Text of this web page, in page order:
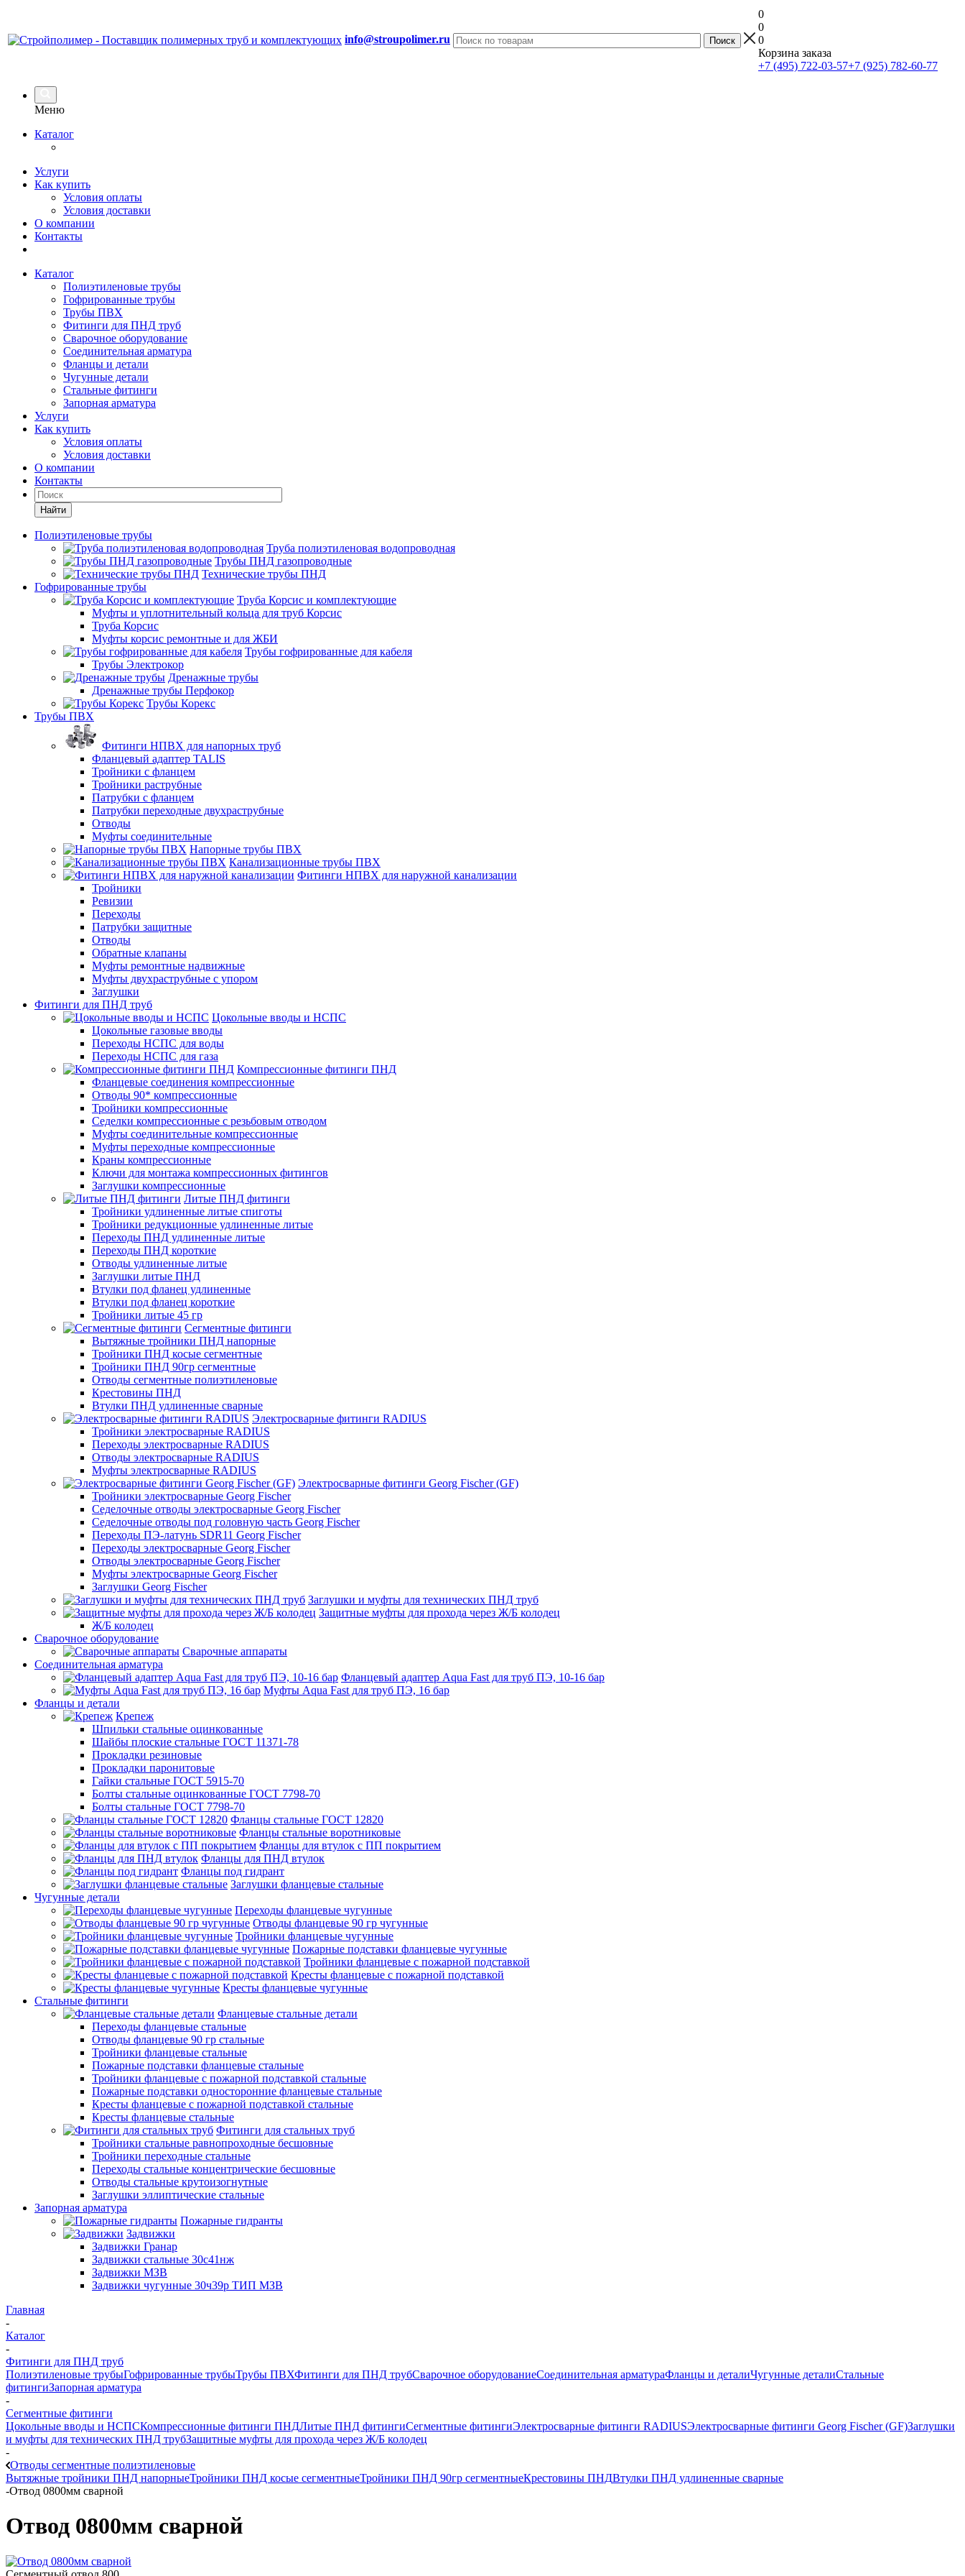
info@stroupolimer.ru
0
0
0
Корзина заказа
+7 (495) 722-03-57+7 (925) 782-60-77
Меню
Каталог
Услуги
Как купить
Условия оплаты
Условия доставки
О компании
Контакты
Каталог
Полиэтиленовые трубы
Гофрированные трубы
Трубы ПВХ
Фитинги для ПНД труб
Сварочное оборудование
Соединительная арматура
Фланцы и детали
Чугунные детали
Стальные фитинги
Запорная арматура
Услуги
Как купить
Условия оплаты
Условия доставки
О компании
Контакты
Найти
Полиэтиленовые трубы
Труба полиэтиленовая водопроводная
Трубы ПНД газопроводные
Технические трубы ПНД
Гофрированные трубы
Труба Корсис и комплектующие
Муфты и уплотнительный кольца для труб Корсис
Труба Корсис
Муфты корсис ремонтные и для ЖБИ
Трубы гофрированные для кабеля
Трубы Электрокор
Дренажные трубы
Дренажные трубы Перфокор
Трубы Корекс
Трубы ПВХ
Фитинги НПВХ для напорных труб
Фланцевый адаптер TALIS
Тройники с фланцем
Тройники раструбные
Патрубки с фланцем
Патрубки переходные двухраструбные
Отводы
Муфты соединительные
Напорные трубы ПВХ
Канализационные трубы ПВХ
Фитинги НПВХ для наружной канализации
Тройники
Ревизии
Переходы
Патрубки защитные
Отводы
Обратные клапаны
Муфты ремонтные надвижные
Муфты двухраструбные с упором
Заглушки
Фитинги для ПНД труб
Цокольные вводы и НСПС
Цокольные газовые вводы
Переходы НСПС для воды
Переходы НСПС для газа
Компрессионные фитинги ПНД
Фланцевые соединения компрессионные
Отводы 90* компрессионные
Тройники компрессионные
Седелки компрессионные с резьбовым отводом
Муфты соединительные компрессионные
Муфты переходные компрессионные
Краны компрессионные
Ключи для монтажа компрессионных фитингов
Заглушки компрессионные
Литые ПНД фитинги
Тройники удлиненные литые спиготы
Тройники редукционные удлиненные литые
Переходы ПНД удлиненные литые
Переходы ПНД короткие
Отводы удлиненные литые
Заглушки литые ПНД
Втулки под фланец удлиненные
Втулки под фланец короткие
Тройники литые 45 гр
Сегментные фитинги
Вытяжные тройники ПНД напорные
Тройники ПНД косые сегментные
Тройники ПНД 90гр сегментные
Отводы сегментные полиэтиленовые
Крестовины ПНД
Втулки ПНД удлиненные сварные
Электросварные фитинги RADIUS
Тройники электросварные RADIUS
Переходы электросварные RADIUS
Отводы электросварные RADIUS
Муфты электросварные RADIUS
Электросварные фитинги Georg Fischer (GF)
Тройники электросварные Georg Fischer
Седелочные отводы электросварные Georg Fischer
Седелочные отводы под головную часть Georg Fischer
Переходы ПЭ-латунь SDR11 Georg Fischer
Переходы электросварные Georg Fischer
Отводы электросварные Georg Fischer
Муфты электросварные Georg Fischer
Заглушки Georg Fischer
Заглушки и муфты для технических ПНД труб
Защитные муфты для прохода через Ж/Б колодец
Ж/Б колодец
Сварочное оборудование
Сварочные аппараты
Соединительная арматура
Фланцевый адаптер Aqua Fast для труб ПЭ, 10-16 бар
Муфты Aqua Fast для труб ПЭ, 16 бар
Фланцы и детали
Крепеж
Шпильки стальные оцинкованные
Шайбы плоские стальные ГОСТ 11371-78
Прокладки резиновые
Прокладки паронитовые
Гайки стальные ГОСТ 5915-70
Болты стальные оцинкованные ГОСТ 7798-70
Болты стальные ГОСТ 7798-70
Фланцы стальные ГОСТ 12820
Фланцы стальные воротниковые
Фланцы для втулок с ПП покрытием
Фланцы для ПНД втулок
Фланцы под гидрант
Заглушки фланцевые стальные
Чугунные детали
Переходы фланцевые чугунные
Отводы фланцевые 90 гр чугунные
Тройники фланцевые чугунные
Пожарные подставки фланцевые чугунные
Тройники фланцевые с пожарной подставкой
Кресты фланцевые с пожарной подставкой
Кресты фланцевые чугунные
Стальные фитинги
Фланцевые стальные детали
Переходы фланцевые стальные
Отводы фланцевые 90 гр стальные
Тройники фланцевые стальные
Пожарные подставки фланцевые стальные
Тройники фланцевые с пожарной подставкой стальные
Пожарные подставки односторонние фланцевые стальные
Кресты фланцевые с пожарной подставкой стальные
Кресты фланцевые стальные
Фитинги для стальных труб
Тройники стальные равнопроходные бесшовные
Тройники переходные стальные
Переходы стальные концентрические бесшовные
Отводы стальные крутоизогнутные
Заглушки эллиптические стальные
Запорная арматура
Пожарные гидранты
Задвижки
Задвижки Гранар
Задвижки стальные 30с41нж
Задвижки МЗВ
Задвижки чугунные 30ч39р ТИП МЗВ
Главная
-
Каталог
-
Фитинги для ПНД труб
Полиэтиленовые трубыГофрированные трубыТрубы ПВХФитинги для ПНД трубСварочное оборудованиеСоединительная арматураФланцы и деталиЧугунные деталиСтальные
фитингиЗапорная арматура
-
Сегментные фитинги
Цокольные вводы и НСПСКомпрессионные фитинги ПНДЛитые ПНД фитингиСегментные фитингиЭлектросварные фитинги RADIUSЭлектросварные фитинги Georg Fischer (GF)Заглушки
и муфты для технических ПНД трубЗащитные муфты для прохода через Ж/Б колодец
-
Отводы сегментные полиэтиленовые
Вытяжные тройники ПНД напорныеТройники ПНД косые сегментныеТройники ПНД 90гр сегментныеКрестовины ПНДВтулки ПНД удлиненные сварные
-Отвод 0800мм сварной
Отвод 0800мм сварной